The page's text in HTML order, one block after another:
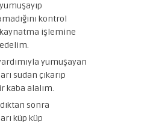
kontrol
işlemine
yumuşayan
sudan çıkarıp
kaba alalım.
sonra
küp küp